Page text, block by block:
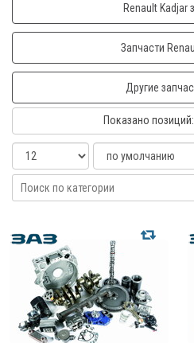
Renault Kadjar
Запчасти
Другие
Показано позиций